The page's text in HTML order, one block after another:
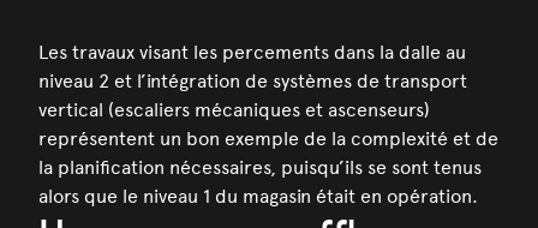
Les travaux visant les percements dans la dalle au
niveau 2 et l’intégration de systèmes de transport
vertical (escaliers mécaniques et ascenseurs)
représentent un bon exemple de la complexité et de
la planification nécessaires, puisqu’ils se sont tenus
alors que le niveau 1 du magasin était en opération.